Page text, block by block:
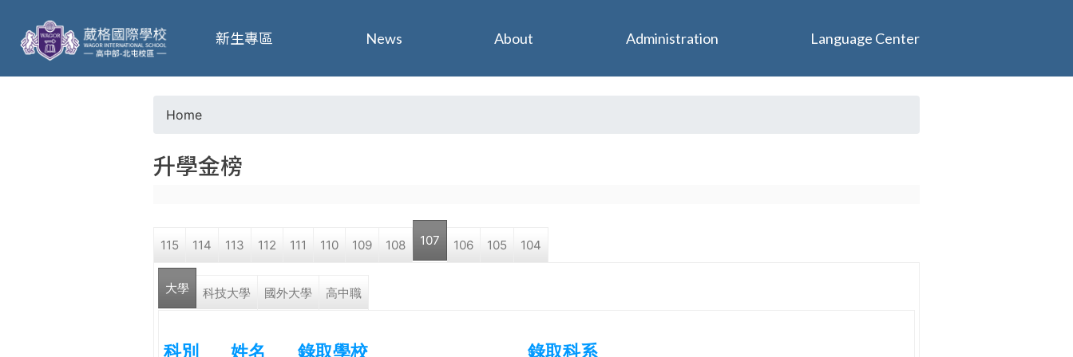
葳
格
o
a
r
Home
升學金榜
115 114 113 112 111 110 109 108 107 106 105 104
大學 科技大學 國外大學 高中職
科別 姓名 錄取學校 錄取科系
新生專區 News About Administration Language Center